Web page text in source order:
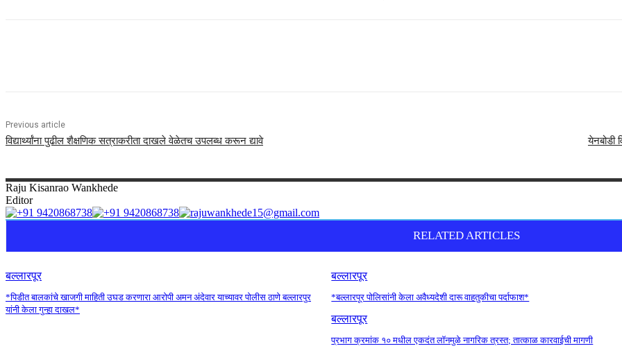
Previous article
विद्यार्थ्यांना पुढील शैक्षणिक सत्राकरीता दाखले वेळेतच उपलब्ध करून द्यावे येनबोडी
Raju Kisanrao Wankhede
Editor
RELATED ARTICLES
बल्लारपूर
*पिडीत बालकांचे खाजगी माहिती उघड करणारा आरोपी अमन अंदेवार याच्यावर पोलीस ठाणे बल्लारपुर
यांनी केला गुन्हा दाखल*
बल्लारपूर
*बल्लारपूर पोलिसांनी केला अवैध्यदेशी दारू वाहतुकीचा पर्दाफाश*
बल्लारपूर
प्रभाग क्रमांक १० मधील एकदंत लॉनमुळे नागरिक त्रस्त; तात्काळ कारवाईची मागणी